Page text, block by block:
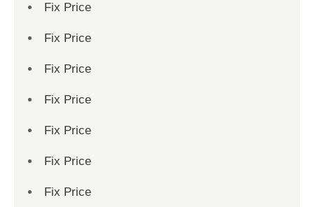
Fix Price
Fix Price
Fix Price
Fix Price
Fix Price
Fix Price
Fix Price